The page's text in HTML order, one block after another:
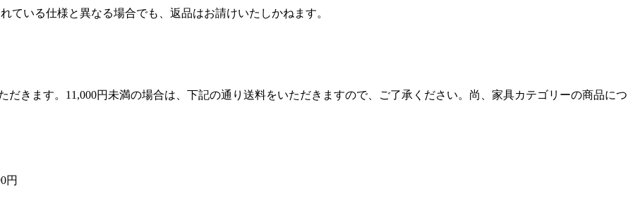
ている仕様と異なる場合でも、返品はお請けいたしかねます。
だきます。11,000円未満の場合は、下記の通り送料をいただきますので、ご了承ください。尚、家具カテゴリーの商品につ
円